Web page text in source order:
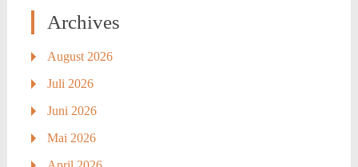
Archives
August 2026
Juli 2026
Juni 2026
Mai 2026